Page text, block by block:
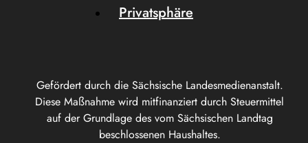
Gefördert durch die Sächsische Landesmedienanstalt.
Diese Maßnahme wird mitfinanziert durch Steuermittel
auf der Grundlage des vom Sächsischen Landtag
beschlossenen Haushaltes.
Privatsphäre